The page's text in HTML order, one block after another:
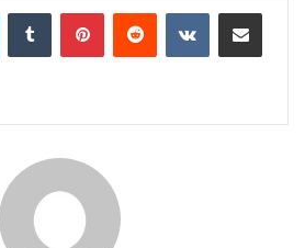
Tumblr PinterestReddit VKontakteE-Posta ile paylaş